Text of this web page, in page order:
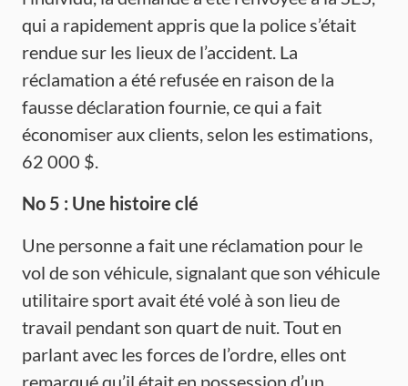
qui a rapidement appris que la police s’était
rendue sur les lieux de l’accident. La
réclamation a été refusée en raison de la
fausse déclaration fournie, ce qui a fait
économiser aux clients, selon les estimations,
62 000 $.
No 5 : Une histoire clé
Une personne a fait une réclamation pour le
vol de son véhicule, signalant que son véhicule
utilitaire sport avait été volé à son lieu de
travail pendant son quart de nuit. Tout en
parlant avec les forces de l’ordre, elles ont
remarqué qu’il était en possession d’un